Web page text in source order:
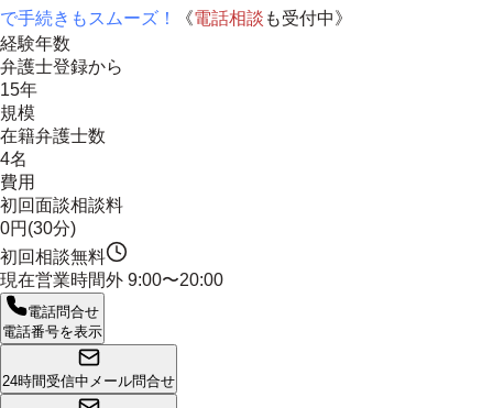
で手続きもスムーズ！
《電話相談 も受付中》
経験年数
弁護士登録から
15年
規模
在籍弁護士数
4名
費用
初回面談相談料
0円(30分)
初回相談無料
現在営業時間外 9:00〜20:00
電話問合せ
電話番号を表示
24時間受信中 メール問合せ